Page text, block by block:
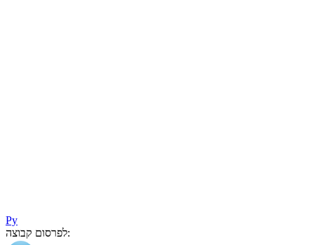
Ру
לפרסום קבוצה: